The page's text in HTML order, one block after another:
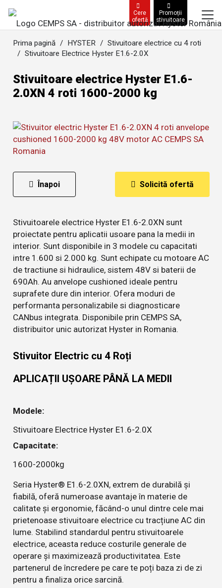
Cere
ofertă
Promoții
stivuitoare
Prima pagină / HYSTER / Stivuitoare electrice cu 4 roti
/ Stivuitoare Electrice Hyster E1.6-2.0X
Stivuitoare electrice Hyster E1.6-
2.0XN 4 roti 1600-2000 kg
Înapoi Solicită ofertă
Stivuitoarele electrice Hyster E1.6-2.0XN sunt
proiectate pentru aplicatii usoare pana la medii in
interior. Sunt disponibile in 3 modele cu capacitati
intre 1.600 si 2.000 kg. Sunt echipate cu motoare AC
de tractiune si hidraulice, sistem 48V si baterii de
690Ah. Au anvelope cushioned ideale pentru
suprafete dure din interior. Ofera moduri de
performanta personalizabile si diagnosticare
CANbus integrata. Disponibile prin CEMPS SA,
distribuitor unic autorizat Hyster in Romania.
Stivuitor Electric cu 4 Roți
APLICAȚII UȘOARE PÂNĂ LA MEDII
Modele:
Stivuitoare Electrice Hyster E1.6-2.0X
Capacitate:
1600-2000kg
Seria Hyster® E1.6-2.0XN, extrem de durabilă și
fiabilă, oferă numeroase avantaje în materie de
calitate și ergonomie, făcând-o unul dintre cele mai
prietenoase stivuitoare electrice cu tracțiune AC din
lume. Stabilind standardul pentru stivuitoarele
electrice, aceasta reduce costurile generale de
operare și maximizează productivitatea. Este
partenerul de încredere pe care te poți baza zi de zi
pentru a finaliza orice sarcină.